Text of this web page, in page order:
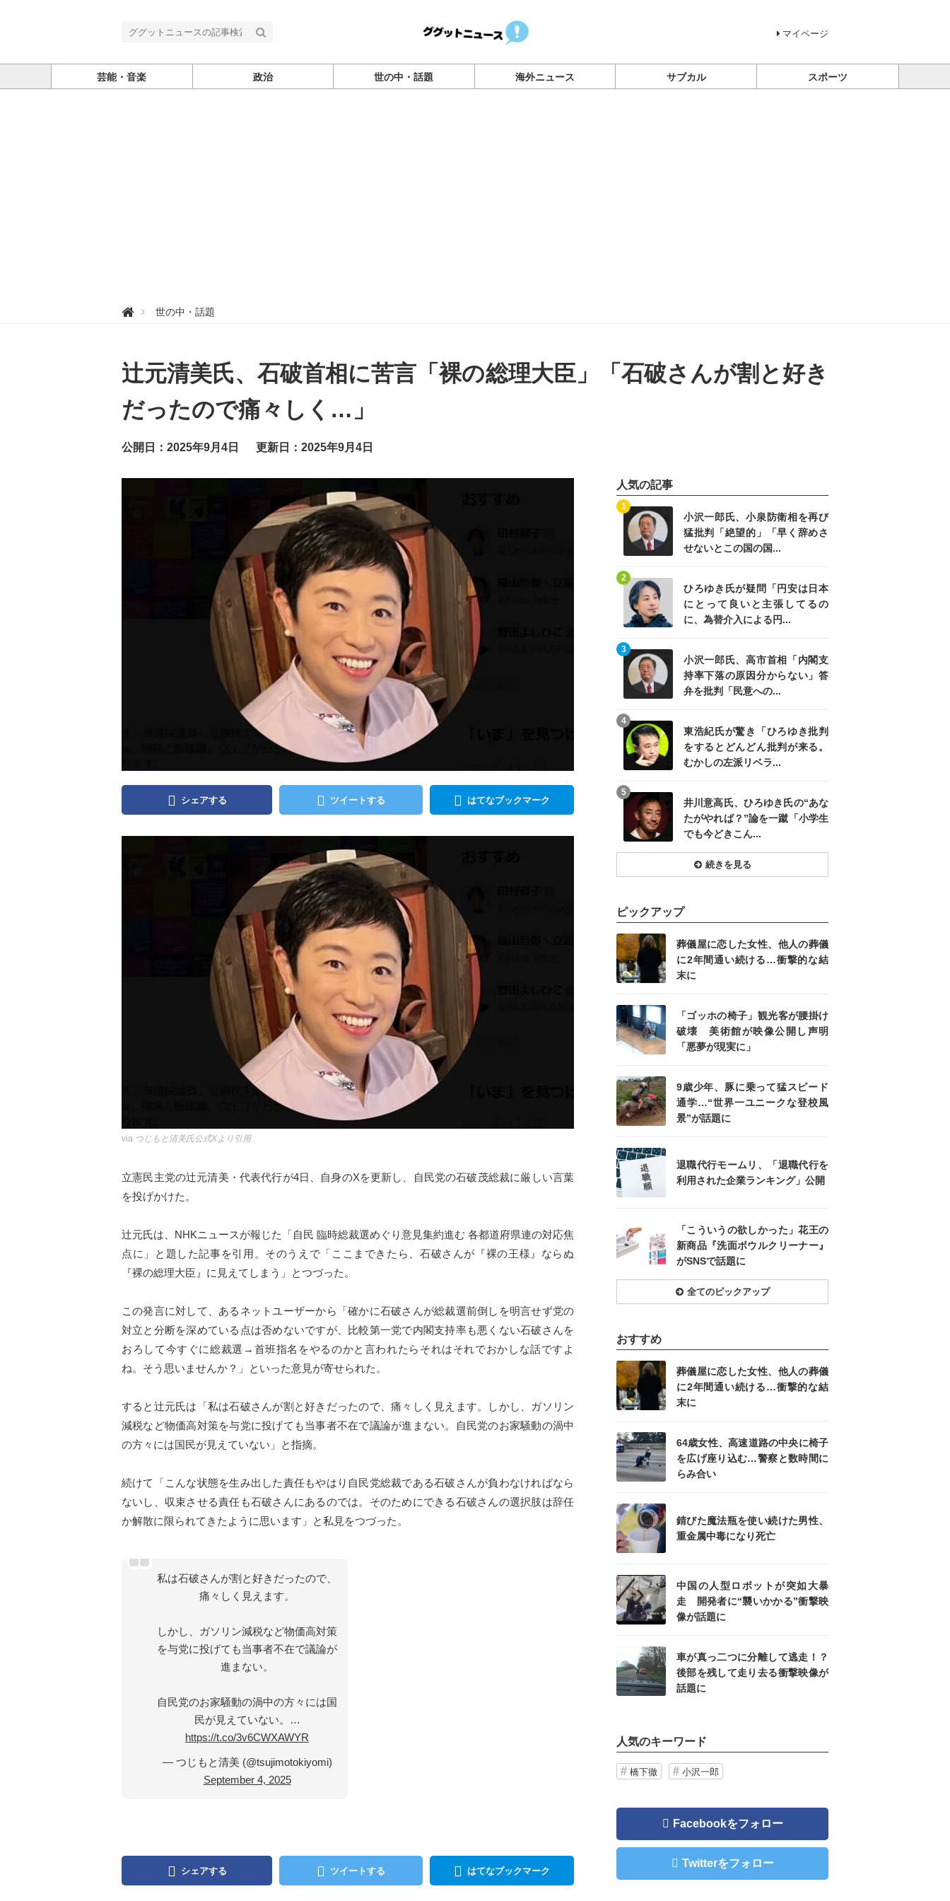
マイページ
芸能・音楽 政治 世の中・話題 海外ニュース サブカル スポーツ
グ
ュ
ー
ス
世の中・話題
辻元清美氏、石破首相に苦言「裸の総理大臣」「石破さんが割と好き
だったので痛々しく…」
公開日：2025年9月4日 更新日：2025年9月4日
シェアする ツイートする はてなブックマーク
via つじもと清美氏公式Xより引用
立憲民主党の辻元清美・代表代行が4日、自身のXを更新し、自民党の石破茂総裁に厳しい言葉
を投げかけた。
辻元氏は、NHKニュースが報じた「自民 臨時総裁選めぐり意見集約進む 各都道府県連の対応焦
点に」と題した記事を引用。そのうえで「ここまできたら、石破さんが『裸の王様』ならぬ
『裸の総理大臣』に見えてしまう」とつづった。
この発言に対して、あるネットユーザーから「確かに石破さんが総裁選前倒しを明言せず党の
対立と分断を深めている点は否めないですが、比較第一党で内閣支持率も悪くない石破さんを
おろして今すぐに総裁選→首班指名をやるのかと言われたらそれはそれでおかしな話ですよ
ね。そう思いませんか？」といった意見が寄せられた。
すると辻元氏は「私は石破さんが割と好きだったので、痛々しく見えます。しかし、ガソリン
減税など物価高対策を与党に投げても当事者不在で議論が進まない。自民党のお家騒動の渦中
の方々には国民が見えていない」と指摘。
続けて「こんな状態を生み出した責任もやはり自民党総裁である石破さんが負わなければなら
ないし、収束させる責任も石破さんにあるのでは。そのためにできる石破さんの選択肢は辞任
か解散に限られてきたように思います」と私見をつづった。
私は石破さんが割と好きだったので、
痛々しく見えます。
しかし、ガソリン減税など物価高対策
を与党に投げても当事者不在で議論が
進まない。
自民党のお家騒動の渦中の方々には国
民が見えていない。…
https://t.co/3v6CWXAWYR
— つじもと清美 (@tsujimotokiyomi)
September 4, 2025
シェアする ツイートする はてなブックマーク
人気の記事
小沢一郎氏、小泉防衛相を再び
猛批判「絶望的」「早く辞めさ
せないとこの国の国...
1
ひろゆき氏が疑問「円安は日本
にとって良いと主張してるの
に、為替介入による円...
2
小沢一郎氏、高市首相「内閣支
持率下落の原因分からない」答
弁を批判「民意への...
3
東浩紀氏が驚き「ひろゆき批判
をするとどんどん批判が来る。
むかしの左派リベラ...
4
井川意高氏、ひろゆき氏の“あな
たがやれば？”論を一蹴「小学生
でも今どきこん...
5
記事を読む
続きを見る
ピックアップ
葬儀屋に恋した女性、他人の葬儀
に2年間通い続ける…衝撃的な結
末に
「ゴッホの椅子」観光客が腰掛け
破壊 美術館が映像公開し声明
「悪夢が現実に」
9歳少年、豚に乗って猛スピード
通学…“世界一ユニークな登校風
景”が話題に
退職代行モームリ、「退職代行を
利用された企業ランキング」公開
「こういうの欲しかった」花王の
新商品『洗面ボウルクリーナー』
がSNSで話題に
全てのピックアップ
おすすめ
葬儀屋に恋した女性、他人の葬儀
に2年間通い続ける…衝撃的な結
末に
64歳女性、高速道路の中央に椅子
を広げ座り込む…警察と数時間に
らみ合い
記事を読む
錆びた魔法瓶を使い続けた男性、
重金属中毒になり死亡
記事を読む
中国の人型ロボットが突如大暴
走 開発者に“襲いかかる”衝撃映
像が話題に
車が真っ二つに分離して逃走！？
後部を残して走り去る衝撃映像が
話題に
人気のキーワード
橋下徹 小沢一郎
Facebookをフォロー
Twitterをフォロー